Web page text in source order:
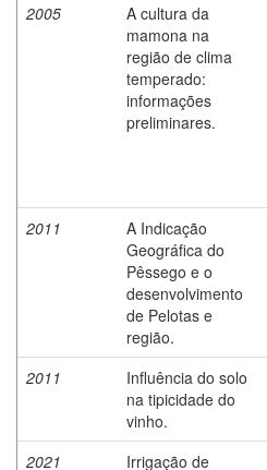
2005
A cultura da
mamona na
região de clima
temperado:
informações
preliminares.
2011
A Indicação
Geográfica do
Pêssego e o
desenvolvimento
de Pelotas e
região.
2011
Influência do solo
na tipicidade do
vinho.
2021
Irrigação de